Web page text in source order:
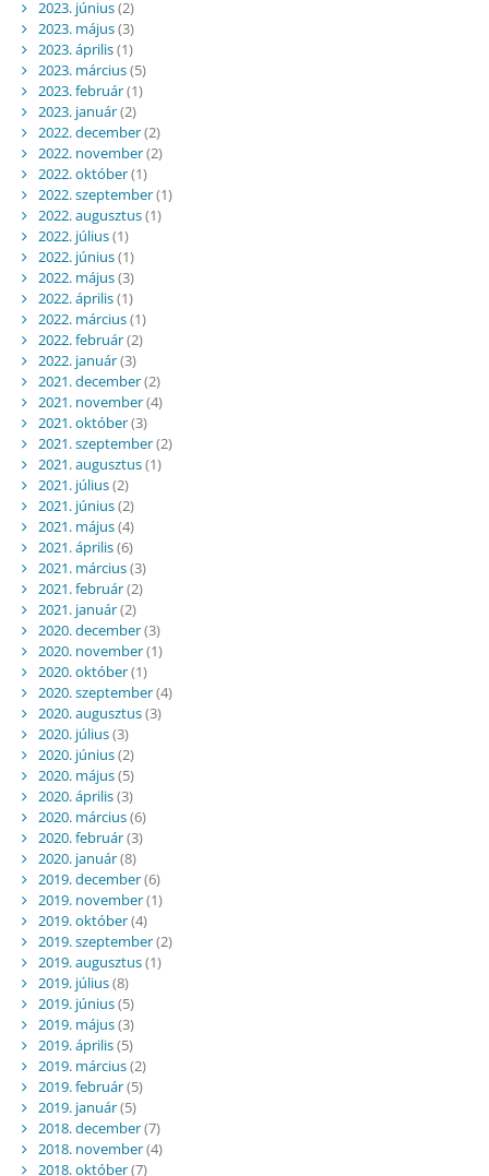
2023. június(2)
2023. május(3)
2023. április(1)
2023. március(5)
2023. február(1)
2023. január(2)
2022. december(2)
2022. november(2)
2022. október(1)
2022. szeptember(1)
2022. augusztus(1)
2022. július(1)
2022. június(1)
2022. május(3)
2022. április(1)
2022. március(1)
2022. február(2)
2022. január(3)
2021. december(2)
2021. november(4)
2021. október(3)
2021. szeptember(2)
2021. augusztus(1)
2021. július(2)
2021. június(2)
2021. május(4)
2021. április(6)
2021. március(3)
2021. február(2)
2021. január(2)
2020. december(3)
2020. november(1)
2020. október(1)
2020. szeptember(4)
2020. augusztus(3)
2020. július(3)
2020. június(2)
2020. május(5)
2020. április(3)
2020. március(6)
2020. február(3)
2020. január(8)
2019. december(6)
2019. november(1)
2019. október(4)
2019. szeptember(2)
2019. augusztus(1)
2019. július(8)
2019. június(5)
2019. május(3)
2019. április(5)
2019. március(2)
2019. február(5)
2019. január(5)
2018. december(7)
2018. november(4)
2018. október(7)